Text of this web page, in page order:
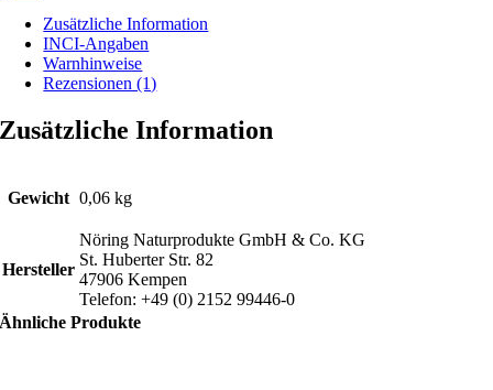
Zusätzliche Information
INCI-Angaben
Warnhinweise
Rezensionen (1)
Zusätzliche Information
Gewicht 0,06 kg
Hersteller
Nöring Naturprodukte GmbH & Co. KG
St. Huberter Str. 82
47906 Kempen
Telefon: +49 (0) 2152 99446-0
Ähnliche Produkte